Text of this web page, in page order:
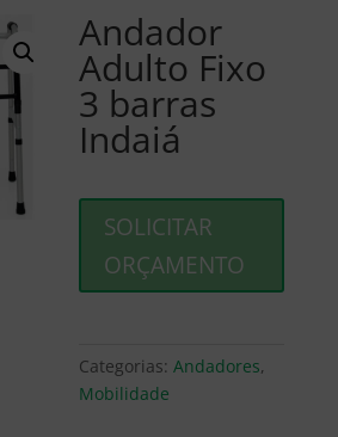
Andador
Adulto Fixo
3 barras
Indaiá
SOLICITAR
ORÇAMENTO
Categorias:Andadores,
Mobilidade